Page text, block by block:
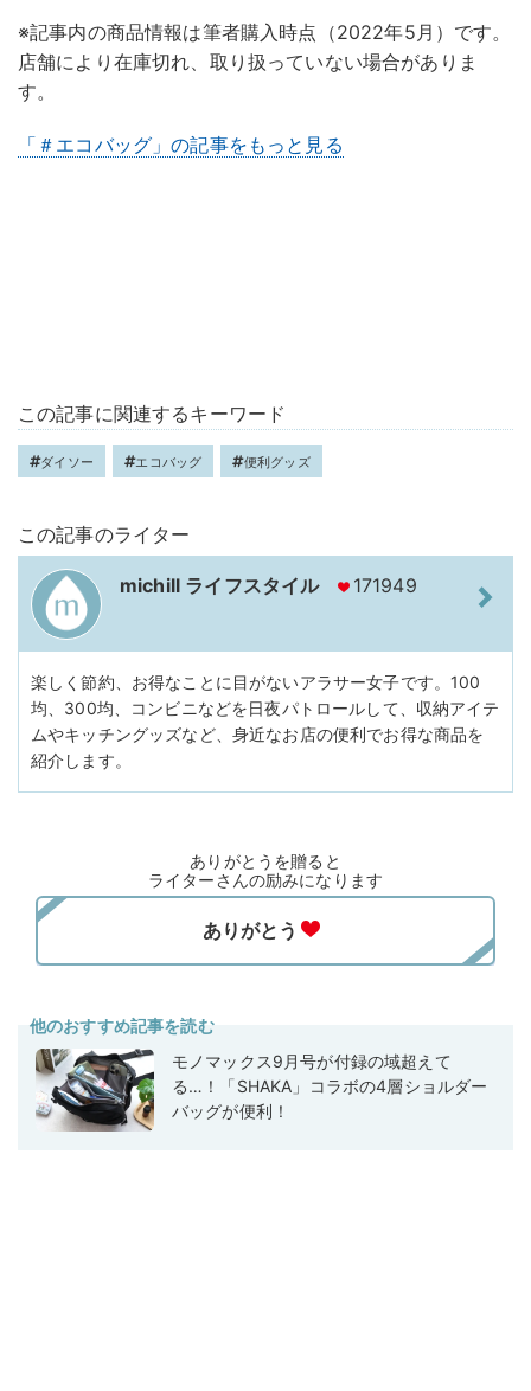
※記事内の商品情報は筆者購入時点（2022年5月）です。
店舗により在庫切れ、取り扱っていない場合がありま
す。
「＃エコバッグ」の記事をもっと見る
この記事に関連するキーワード
ダイソー エコバッグ 便利グッズ
この記事のライター
michill ライフスタイル 171949
楽しく節約、お得なことに目がないアラサー女子です。100
均、300均、コンビニなどを日夜パトロールして、収納アイテ
ムやキッチングッズなど、身近なお店の便利でお得な商品を
紹介します。
ありがとうを贈ると
ライターさんの励みになります
他のおすすめ記事を読む
モノマックス9月号が付録の域超えて
る…！「SHAKA」コラボの4層ショルダー
バッグが便利！